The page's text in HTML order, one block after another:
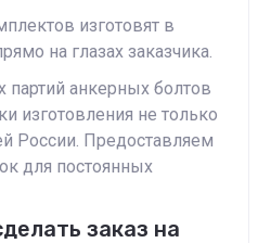
изготовят в
на глазах заказчика.
анкерных болтов
изготовления не только
России. Предоставляем
для постоянных
заказ на